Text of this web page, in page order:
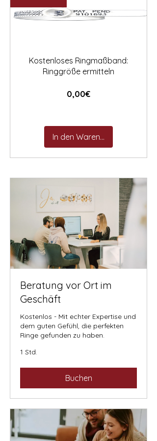
Kostenloses Ringmaßband:
Ringgröße ermitteln
0,00€Preis
In den Warenkorb
Beratung vor Ort im
Geschäft
Kostenlos - Mit echter Expertise und
dem guten Gefühl, die perfekten
Ringe gefunden zu haben.
1 Std.
Buchen